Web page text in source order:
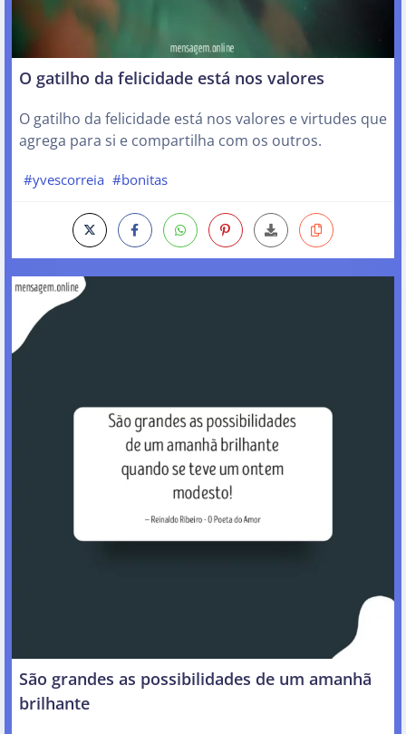
O gatilho da felicidade está nos valores
O gatilho da felicidade está nos valores e virtudes que
agrega para si e compartilha com os outros.
#yvescorreia #bonitas
São grandes as possibilidades de um amanhã
brilhante